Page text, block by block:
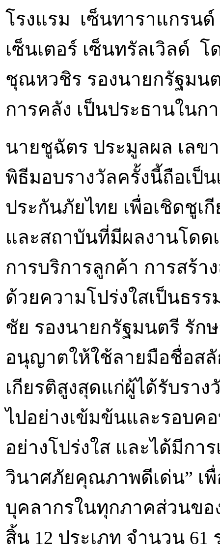
โรงแรม เซ็นทาราแกรน
เซ็นเตอร์ เซ็นทรัลเวิลด์
ชุณหวชิร รองนายกรัฐมน
การคลัง เป็นประธานในก
นายชูฉัตร ประมูลผล เลข
พิธีมอบรางวัลครั้งนี้ถือเป็
ประกันภัยไทย เพื่อเชิดชูเ
และสถาบันที่มีผลงานโดด
การบริการลูกค้า การสร้า
ด้วยความโปร่งใสเป็นธร
ชัย รองนายกรัฐมนตรี รัก
อนุญาตให้ใช้ลายมือชื่อสลั
เกียรติสูงสุดแก่ผู้ได้รับรา
ไปอย่างเข้มข้นและรอบ
อย่างโปร่งใส และได้มีก
วินาศภัยคุณภาพดีเด่น” เ
บุคลากรในทุกภาคส่วนขอ
สิ้น 12 ประเภท จำนวน 61